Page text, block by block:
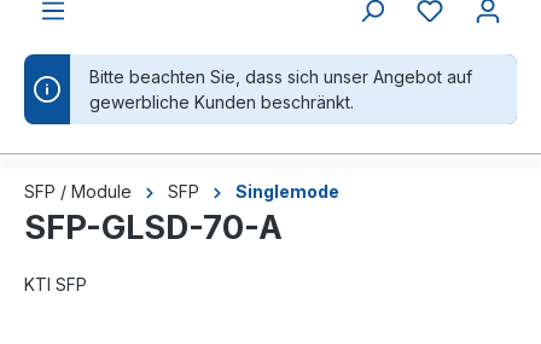
Bitte beachten Sie, dass sich unser Angebot auf
gewerbliche Kunden beschränkt.
SFP / Module SFP Singlemode
SFP-GLSD-70-A
KTI SFP